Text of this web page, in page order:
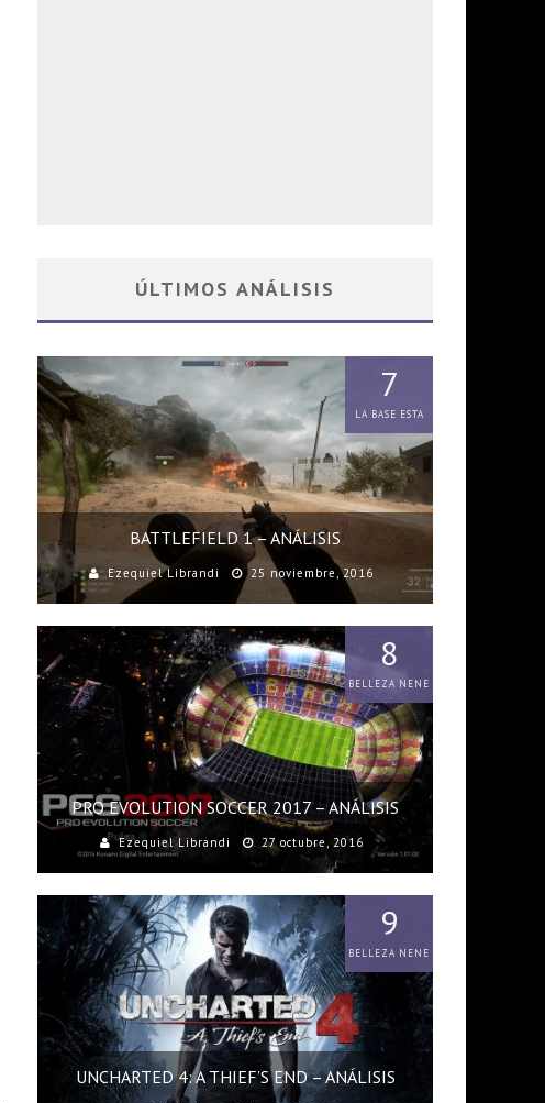
ÚLTIMOS ANÁLISIS
BATTLEFIELD 1 – ANÁLISIS
Ezequiel Librandi 25 noviembre, 2016
7
LA BASE ESTA
PRO EVOLUTION SOCCER 2017 – ANÁLISIS
Ezequiel Librandi 27 octubre, 2016
8
BELLEZA NENE
UNCHARTED 4: A THIEF’S END – ANÁLISIS
9
BELLEZA NENE